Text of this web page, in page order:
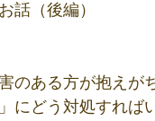
話（後編）
のある方が抱えが
にどう対処すれば